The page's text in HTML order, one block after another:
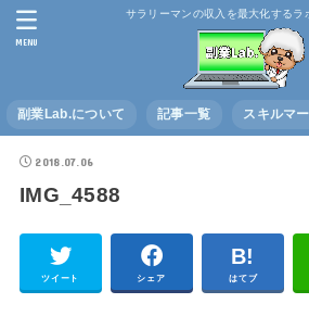
サラリーマンの収入を最大化するラ
副業Lab.について 記事一覧 スキルマ
MENU
2018.07.06
IMG_4588
ツイート シェア はてブ